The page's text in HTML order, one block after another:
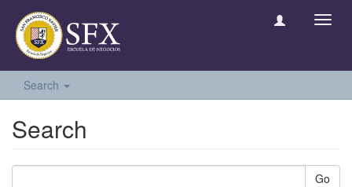
Search
Search
Go